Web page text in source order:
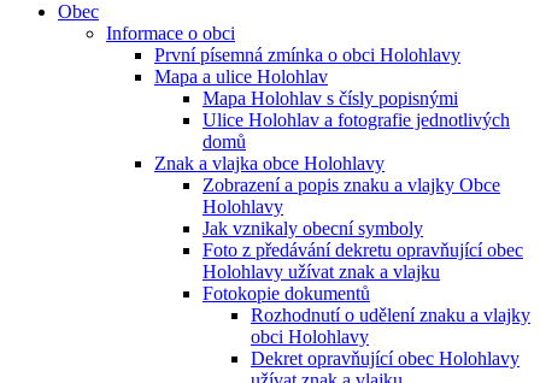
Obec
Informace o obci
První písemná zmínka o obci Holohlavy
Mapa a ulice Holohlav
Mapa Holohlav s čísly popisnými
Ulice Holohlav a fotografie jednotlivých
domů
Znak a vlajka obce Holohlavy
Zobrazení a popis znaku a vlajky Obce
Holohlavy
Jak vznikaly obecní symboly
Foto z předávání dekretu opravňující obec
Holohlavy užívat znak a vlajku
Fotokopie dokumentů
Rozhodnutí o udělení znaku a vlajky
obci Holohlavy
Dekret opravňující obec Holohlavy